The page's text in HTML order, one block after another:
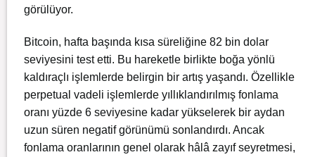
görülüyor.
Bitcoin, hafta başında kısa süreliğine 82 bin dolar
seviyesini test etti. Bu hareketle birlikte boğa yönlü
kaldıraç lı işlemlerde belirgin bir artış yaşandı. Özellikle
perpetual vadeli işlemlerde yıllıklandırılmış fonlama
oranı yüzde 6 seviyesine kadar yükselerek bir aydan
uzun süren negatif görünümü sonlandırdı. Ancak
fonlama oranlarının genel olarak hâlâ zayıf seyretmesi,